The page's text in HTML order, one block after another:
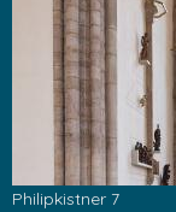
Philipkistner 7